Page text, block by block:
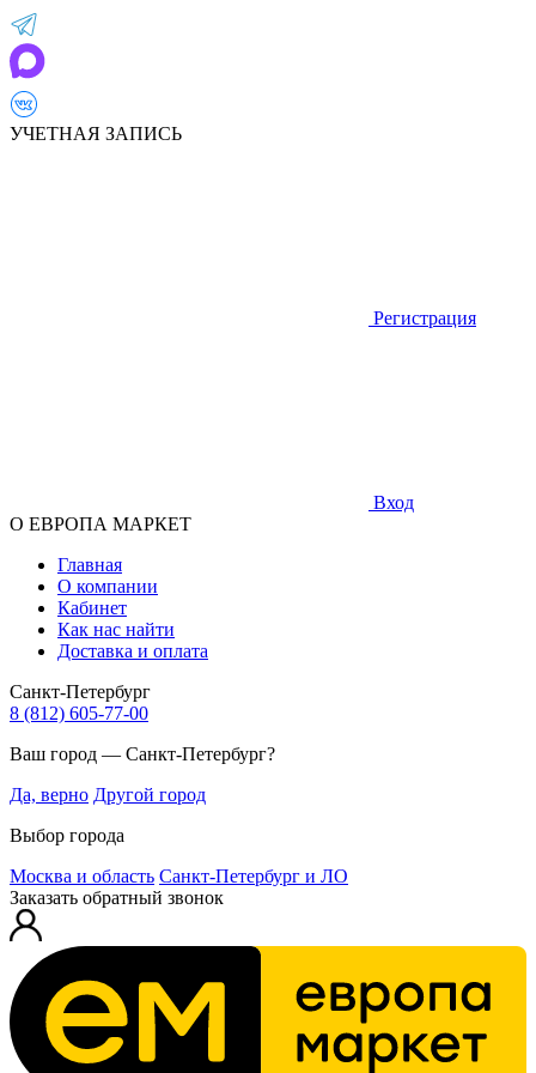
УЧЕТНАЯ ЗАПИСЬ
Регистрация
Вход
О ЕВРОПА МАРКЕТ
Главная
О компании
Кабинет
Как нас найти
Доставка и оплата
Санкт-Петербург
8 (812) 605-77-00
Ваш город — Санкт-Петербург?
Да, верно Другой город
Выбор города
Москва и область Санкт-Петербург и ЛО
Заказать обратный звонок